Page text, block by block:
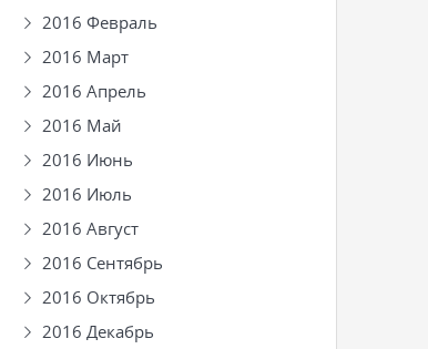
2016 Февраль
2016 Март
2016 Апрель
2016 Май
2016 Июнь
2016 Июль
2016 Август
2016 Сентябрь
2016 Октябрь
2016 Декабрь